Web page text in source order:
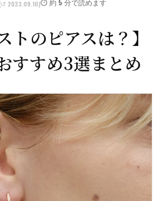
(↺ 2023.09.10)
トのピアスは？】
すすめ3選まとめ